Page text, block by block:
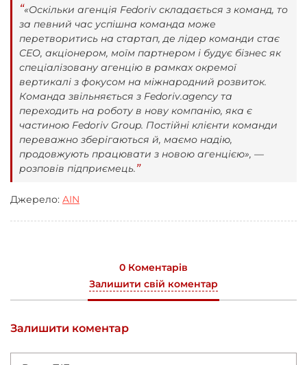
«Оскільки агенція Fedoriv складається з команд, то
за певний час успішна команда може
перетворитись на стартап, де лідер команди стає
CEO, акціонером, моїм партнером і будує бізнес як
спеціалізовану агенцію в рамках окремої
вертикалі з фокусом на міжнародний розвиток.
Команда звільняється з Fedoriv.agency та
переходить на роботу в нову компанію, яка є
частиною Fedoriv Group. Постійні клієнти команди
переважно зберігаються й, маємо надію,
продовжують працювати з новою агенцією», —
розповів підприємець.
Джерело: AIN
0 Коментарів
Залишити свій коментар
Залишити коментар